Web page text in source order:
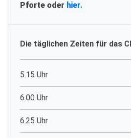
Pforte oder hier.
Die täglichen Zeiten für das
5.15 Uhr
6.00 Uhr
6.25 Uhr